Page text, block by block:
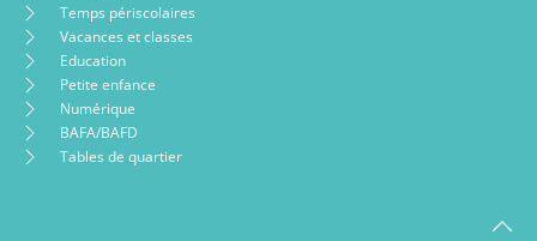
Temps périscolaires
Vacances et classes
Education
Petite enfance
Numérique
BAFA/BAFD
Tables de quartier